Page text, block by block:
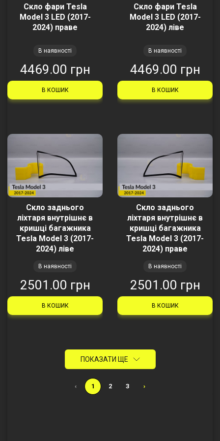
Скло фари Tesla
Model 3 LED (2017-
2024) праве
В наявності
4469.00 грн
В КОШИК
Скло фари Tesla
Model 3 LED (2017-
2024) ліве
В наявності
4469.00 грн
В КОШИК
Скло заднього
ліхтаря внутрішнє в
кришці багажника
Tesla Model 3 (2017-
2024) ліве
В наявності
2501.00 грн
В КОШИК
Скло заднього
ліхтаря внутрішнє в
кришці багажника
Tesla Model 3 (2017-
2024) праве
В наявності
2501.00 грн
В КОШИК
ПОКАЗАТИ ЩЕ
‹ 1 2 3 ›